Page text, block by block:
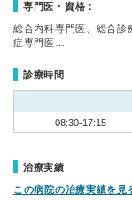
専門医・資格：
総合内科専門医、総合診
症専門医…
診療時間
08:30-17:15
治療実績
この病院の治療実績を見